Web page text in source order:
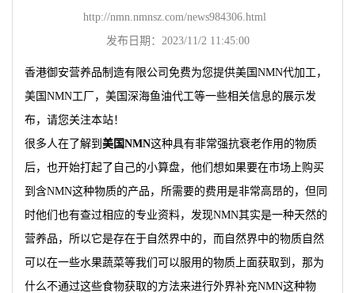
http://nmn.nmnsz.com/news984306.html
发布日期：2023/11/2 11:45:00
香港御安营养品制造有限公司免费为您提供美国NMN代加工 ，
美国NMN工厂，美国深海鱼油代工等一些相关信息的展示发
布，请您关注本站！
很多人在了解到 美国NMN这种具有非常强抗衰老作用的物质
后，也开始打起了自己的小算盘，他们想如果要在市场上购买
到含NMN这种物质的产品，所需要的费用是非常高昂的，但同
时他们也有查过相应的专业资料，发现NMN其实是一种天然的
营养品，所以它是存在于自然界中的，而自然界中的物质自然
可以在一些水果蔬菜等我们可以服用的物质上面获取到，那为
什么不通过这些食物获取的方法来进行外界补充NMN这种物